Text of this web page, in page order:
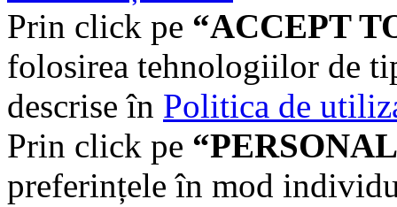
Prin click pe “ACCEPT
folosirea tehnologiilor de
descrise în Politica de
Prin click pe
preferințele în mod